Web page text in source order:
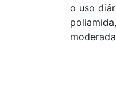
o uso